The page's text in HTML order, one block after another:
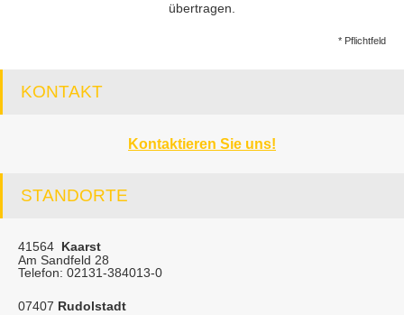
übertragen.
* Pflichtfeld
KONTAKT
Kontaktieren Sie uns!
STANDORTE
41564 Kaarst
Am Sandfeld 28
Telefon: 02131-384013-0
07407 Rudolstadt